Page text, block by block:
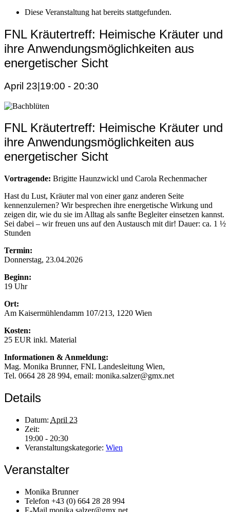
Diese Veranstaltung hat bereits stattgefunden.
FNL Kräutertreff: Heimische Kräuter und
ihre Anwendungsmöglichkeiten aus
energetischer Sicht
April 23|19:00 - 20:30
FNL Kräutertreff: Heimische Kräuter und
ihre Anwendungsmöglichkeiten aus
energetischer Sicht
Vortragende: Brigitte Haunzwickl und Carola Rechenmacher
Hast du Lust, Kräuter mal von einer ganz anderen Seite
kennenzulernen? Wir besprechen ihre energetische Wirkung und
zeigen dir, wie du sie im Alltag als sanfte Begleiter einsetzen kannst.
Sei dabei – wir freuen uns auf den Austausch mit dir! Dauer: ca. 1 ½
Stunden
Termin:
Donnerstag, 23.04.2026
Beginn:
19 Uhr
Ort:
Am Kaisermühlendamm 107/213, 1220 Wien
Kosten:
25 EUR inkl. Material
Informationen & Anmeldung:
Mag. Monika Brunner, FNL Landesleitung Wien,
Tel. 0664 28 28 994, email: monika.salzer@gmx.net
Details
Datum: April 23
Zeit:
19:00 - 20:30
Veranstaltungskategorie: Wien
Veranstalter
Monika Brunner
Telefon +43 (0) 664 28 28 994
E-Mail monika.salzer@gmx.net